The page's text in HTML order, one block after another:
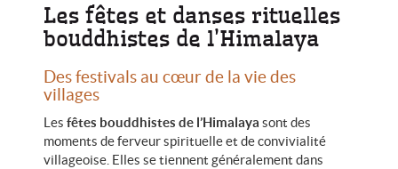
Les fêtes et danses rituelles
bouddhistes de l’Himalaya
Des festivals au cœur de la vie des
villages
Les fêtes bouddhistes de l’Himalaya sont des
moments de ferveur spirituelle et de convivialité
villageoise. Elles se tiennent généralement dans